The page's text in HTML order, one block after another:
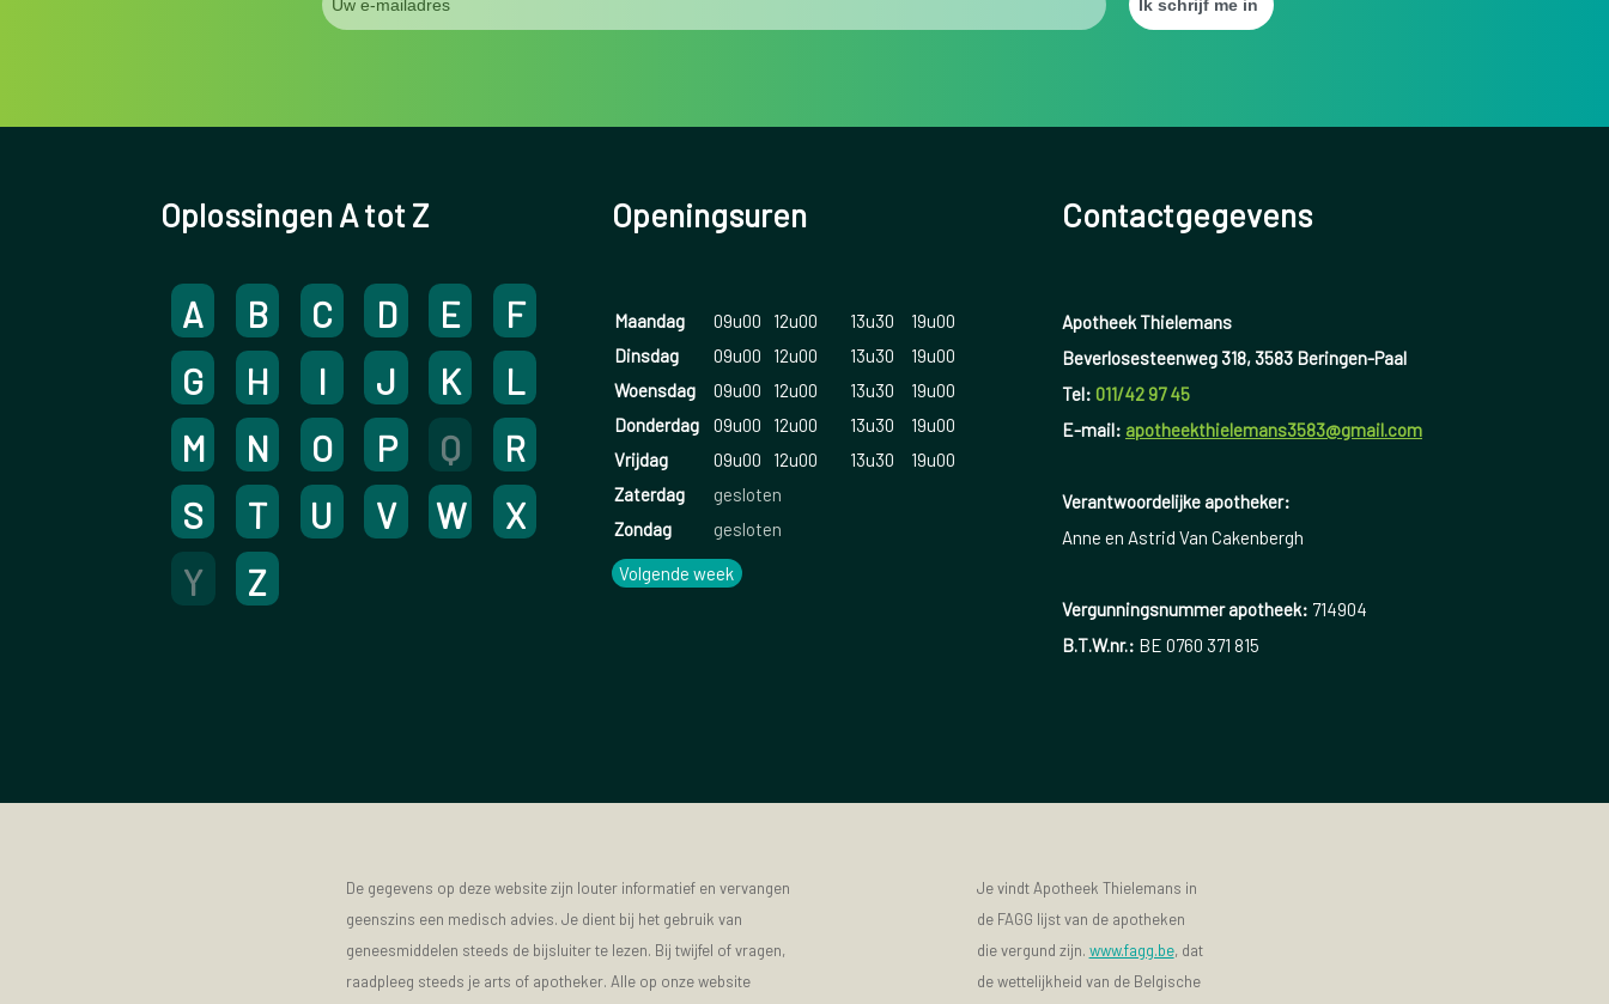
Oplossingen A tot Z
A B C D E
F
G
H I J K
L
M
N O P Q
R
S
T U V W
X
Y
Z
Openingsuren
Maandag 09u00 12u00 13u30
19u00
Dinsdag
09u00 12u00 13u30
19u00
Woensdag
09u00 12u00 13u30
19u00
Donderdag
09u00 12u00 13u30
19u00
Vrijdag
09u00 12u00 13u30
19u00
Zaterdag
gesloten
Zondag
gesloten
Volgende week
Contactgegevens
Apotheek Thielemans
Beverlosesteenweg 318, 3583 Beringen-Paal
Tel: 011/42 97 45
E-mail: apotheekthielemans3583@gmail.com
Verantwoordelijke apotheker:
Anne en Astrid Van Cakenbergh
Vergunningsnummer apotheek: 714904
B.T.W.nr.: BE 0760 371 815
De gegevens op deze website zijn louter informatief en vervangen
geenszins een medisch advies. Je dient bij het gebruik van
geneesmiddelen steeds de bijsluiter te lezen. Bij twijfel of vragen,
raadpleeg steeds je arts of apotheker. Alle op onze website
Je vindt Apotheek Thielemans in
de FAGG lijst van de apotheken
die vergund zijn. www.fagg.be, dat
de wettelijkheid van de Belgische